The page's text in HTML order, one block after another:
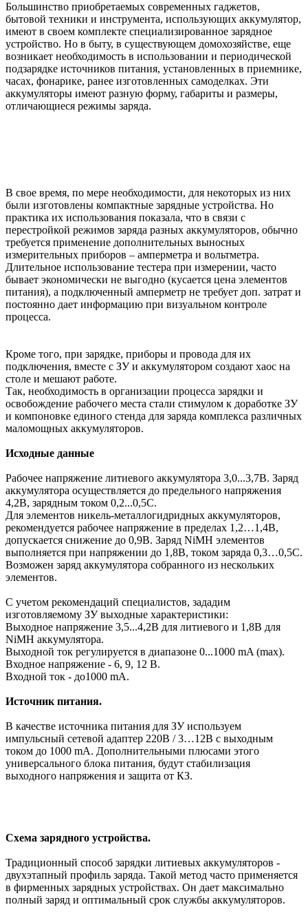
Большинство приобретаемых современных гаджетов,
бытовой техники и инструмента, использующих аккумулятор,
имеют в своем комплекте специализированное зарядное
устройство. Но в быту, в существующем домохозяйстве, еще
возникает необходимость в использовании и периодической
подзарядке источников питания, установленных в приемнике,
часах, фонарике, ранее изготовленных самоделках. Эти
аккумуляторы имеют разную форму, габариты и размеры,
отличающиеся режимы заряда.
В свое время, по мере необходимости, для некоторых из них
были изготовлены компактные зарядные устройства. Но
практика их использования показала, что в связи с
перестройкой режимов заряда разных аккумуляторов, обычно
требуется применение дополнительных выносных
измерительных приборов – амперметра и вольтметра.
Длительное использование тестера при измерении, часто
бывает экономически не выгодно (кусается цена элементов
питания), а подключенный амперметр не требует доп. затрат и
постоянно дает информацию при визуальном контроле
процесса.
Кроме того, при зарядке, приборы и провода для их
подключения, вместе с ЗУ и аккумулятором создают хаос на
столе и мешают работе.
Так, необходимость в организации процесса зарядки и
освобождение рабочего места стали стимулом к доработке ЗУ
и компоновке единого стенда для заряда комплекса различных
маломощных аккумуляторов.
Исходные данные
Рабочее напряжение литиевого аккумулятора 3,0...3,7В. Заряд
аккумулятора осуществляется до предельного напряжения
4,2В, зарядным током 0,2...0,5С.
Для элементов никель-металлогидридных аккумуляторов,
рекомендуется рабочее напряжение в пределах 1,2…1,4В,
допускается снижение до 0,9В. Заряд NiMH элементов
выполняется при напряжении до 1,8В, током заряда 0,3…0,5С.
Возможен заряд аккумулятора собранного из нескольких
элементов.
С учетом рекомендаций специалистов, зададим
изготовляемому ЗУ выходные характеристики:
Выходное напряжение 3,5...4,2В для литиевого и 1,8В для
NiMH аккумулятора.
Выходной ток регулируется в диапазоне 0...1000 mA (max).
Входное напряжение - 6, 9, 12 В.
Входной ток - до1000 mA.
Источник питания.
В качестве источника питания для ЗУ используем
импульсный сетевой адаптер 220В / 3…12В с выходным
током до 1000 mA. Дополнительными плюсами этого
универсального блока питания, будут стабилизация
выходного напряжения и защита от КЗ.
Схема зарядного устройства.
Традиционный способ зарядки литиевых аккумуляторов -
двухэтапный профиль заряда. Такой метод часто применяется
в фирменных зарядных устройствах. Он дает максимально
полный заряд и оптимальный срок службы аккумуляторов.